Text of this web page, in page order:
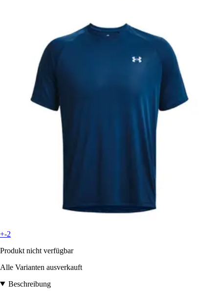
+-2
Produkt nicht verfügbar
Alle Varianten ausverkauft
Beschreibung